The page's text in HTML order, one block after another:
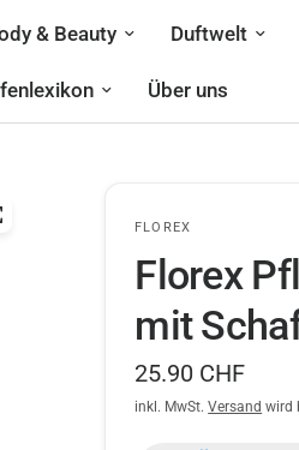
& Beauty Duftwelt
Über uns
FLOREX
Florex
mit
25.90 CHF
inkl. MwSt.Versand wird